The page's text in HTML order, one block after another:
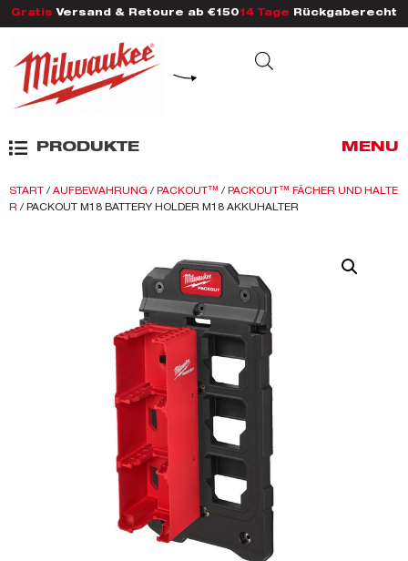
Gratis Versand & Retoure ab €150 14 Tage Rückgaberecht
PRODUKTE MENU
START / AUFBEWAHRUNG / PACKOUT™ / PACKOUT™ FÄCHER UND HALTE
R / PACKOUT M18 BATTERY HOLDER M18 AKKUHALTER